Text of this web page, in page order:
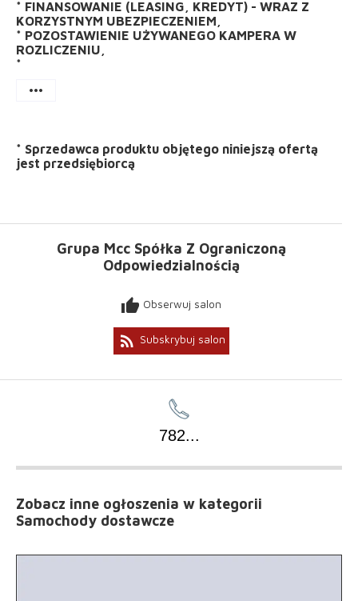
* FINANSOWANIE (LEASING, KREDYT) - WRAZ Z
KORZYSTNYM UBEZPIECZENIEM,
* POZOSTAWIENIE UŻYWANEGO KAMPERA W
ROZLICZENIU,
*
more_horiz
* Sprzedawca produktu objętego niniejszą ofertą
jest przedsiębiorcą
Grupa Mcc Spółka Z Ograniczoną
Odpowiedzialnością
thumb_up Obserwuj salon
rss_feed Subskrybuj salon
782...
Zobacz inne ogłoszenia w kategorii
Samochody dostawcze